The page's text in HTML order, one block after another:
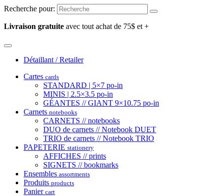
Recherche pour:
Livraison gratuite avec tout achat de 75$ et +
Détaillant / Retailer
Cartes cards
STANDARD | 5×7 po-in
MINIS | 2.5×3.5 po-in
GÉANTES // GIANT 9×10.75 po-in
Carnets notebooks
CARNETS // notebooks
DUO de carnets // Notebook DUET
TRIO de carnets // Notebook TRIO
PAPETERIE stationery
AFFICHES // prints
SIGNETS // bookmarks
Ensembles assortments
Produits products
Panier cart